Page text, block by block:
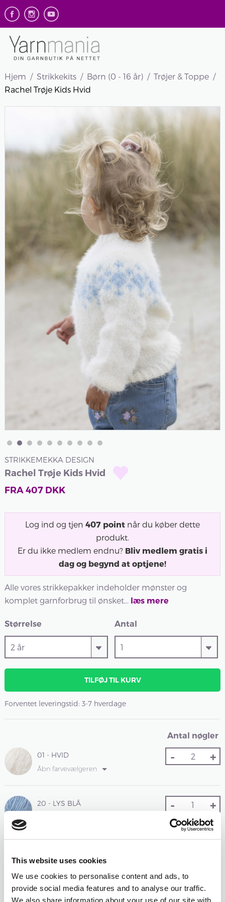
This website uses cookies
We use cookies to personalise content and ads, to
provide social media features and to analyse our traffic.
We also share information about your use of our site with
Hjem Strikkekits Børn (0 - 16 år)
Trøjer & Toppe
Rachel Trøje Kids Hvid
STRIKKEMEKKA DESIGN
Rachel Trøje Kids Hvid
FRA407DKK
Log ind og tjen 407 point når du køber dette
produkt.
Er du ikke medlem endnu? Bliv medlem gratis i
dag og begynd at optjene!
Alle vores strikkepakker indeholder mønster og
komplet garnforbrug til ønsket... læs mere
Størrelse Antal
TILFØJ TIL KURV
Forventet leveringstid: 3-7 hverdage
Antal nøgler
01 - HVID
Åbn farvevælgeren
- +
20 - LYS BLÅ - +
Nulstil farvevalg Nulstil antal